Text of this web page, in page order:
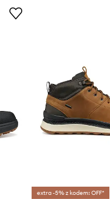
extra -5% z kodem: OFF*